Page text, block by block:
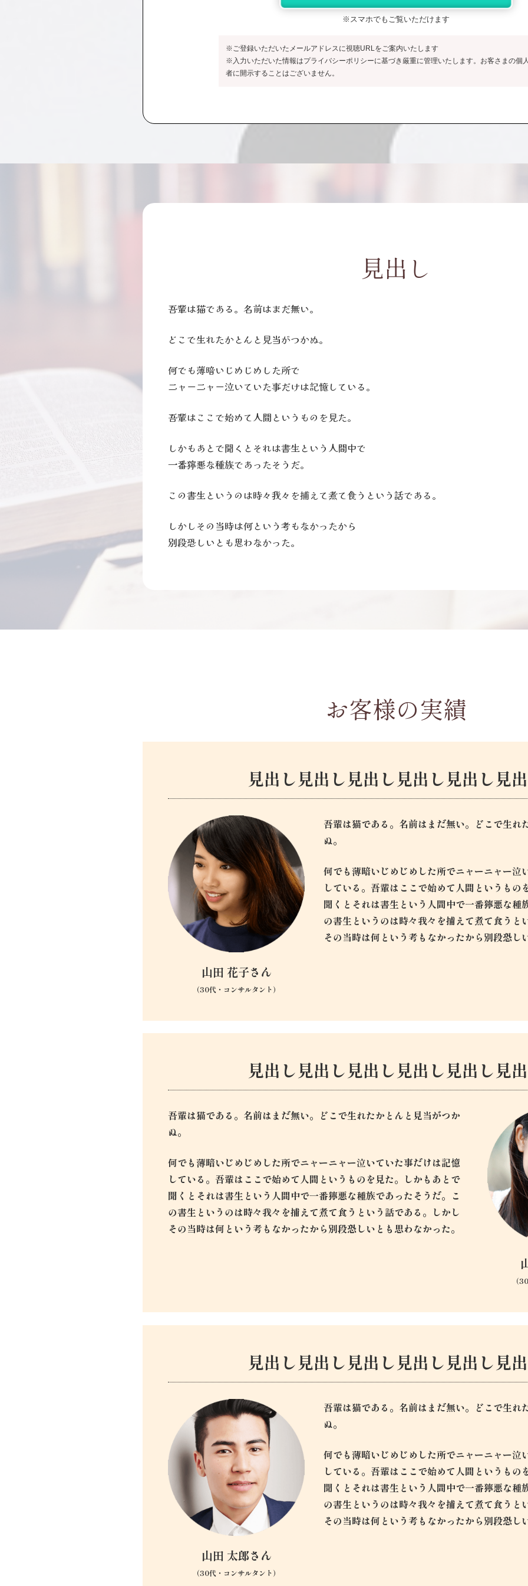
※スマホでもご覧いただけます
※ご登録いただいたメールアドレスに視聴URLをご案内いたします
※入力いただいた情報はプライバシーポリシーに基づき厳重に管理いたします。お客さまの個
者に開示することはございません。
見出し
吾輩は猫である。名前はまだ無い。
どこで生れたかとんと見当がつかぬ。
何でも薄暗いじめじめした所で
ニャーニャー泣いていた事だけは記憶している。
吾輩はここで始めて人間というものを見た。
しかもあとで聞くとそれは書生という人間中で
一番獰悪な種族であったそうだ。
この書生というのは時々我々を捕えて煮て食うという話である。
しかしその当時は何という考もなかったから
別段恐しいとも思わなかった。
お客様の実績
見出し見出し見出し見出し見出し見
山田 花子さん
（30代・コンサルタント）
吾輩は猫である。名前はまだ無い。どこで生れ
ぬ。
何でも薄暗いじめじめした所でニャーニャー泣
している。吾輩はここで始めて人間というもの
聞くとそれは書生という人間中で一番獰悪な種
の書生というのは時々我々を捕えて煮て食うと
その当時は何という考もなかったから別段恐し
見出し見出し見出し見出し見出し見
（
吾輩は猫である。名前はまだ無い。どこで生れたかとんと見当がつか
ぬ。
何でも薄暗いじめじめした所でニャーニャー泣いていた事だけは記憶
している。吾輩はここで始めて人間というものを見た。しかもあとで
聞くとそれは書生という人間中で一番獰悪な種族であったそうだ。こ
の書生というのは時々我々を捕えて煮て食うという話である。しかし
その当時は何という考もなかったから別段恐しいとも思わなかった。
見出し見出し見出し見出し見出し見
山田 太郎さん
（30代・コンサルタント）
吾輩は猫である。名前はまだ無い。どこで生れ
ぬ。
何でも薄暗いじめじめした所でニャーニャー泣
している。吾輩はここで始めて人間というもの
聞くとそれは書生という人間中で一番獰悪な種
の書生というのは時々我々を捕えて煮て食うと
その当時は何という考もなかったから別段恐し